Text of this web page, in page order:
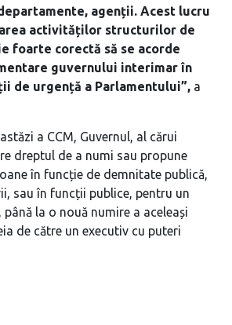
agenții. Acest lucru
activităților structurilor de
foarte corectă să se acorde
guvernului interimar în
de urgență a Parlamentului”, a
a CCM, Guvernul, al cărui
dreptul de a numi sau propune
în funcție de demnitate publică,
sau în funcții publice, pentru un
la o nouă numire a aceleași
de către un executiv cu puteri